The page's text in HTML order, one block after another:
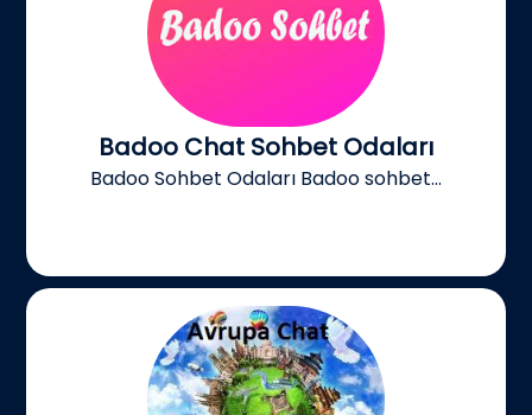
Badoo Chat Sohbet Odaları
Badoo Sohbet Odaları Badoo sohbet...